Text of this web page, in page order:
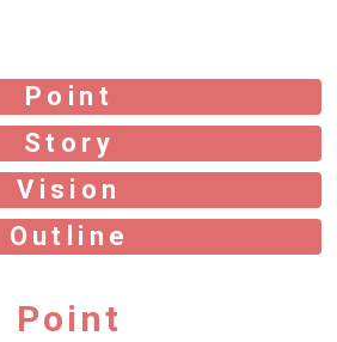
Point
Story
Vision
Outline
Point